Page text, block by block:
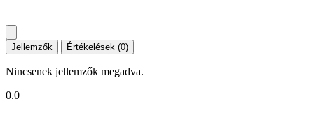
Jellemzők Értékelések (0)
Nincsenek jellemzők megadva.
0.0